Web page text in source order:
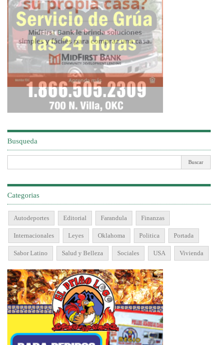
Busqueda
Categorias
Autodeportes Editorial Farandula Finanzas
Internacionales Leyes Oklahoma Politica Portada
Sabor Latino Salud y Belleza Sociales USA Vivienda